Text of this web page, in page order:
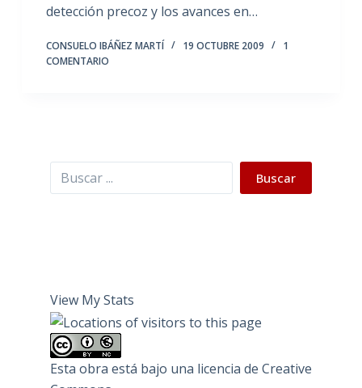
detección precoz y los avances en…
CONSUELO IBÁÑEZ MARTÍ 19 OCTUBRE 2009
1
COMENTARIO
Buscar Buscar
View My Stats
Esta obra está bajo una licencia de Creative